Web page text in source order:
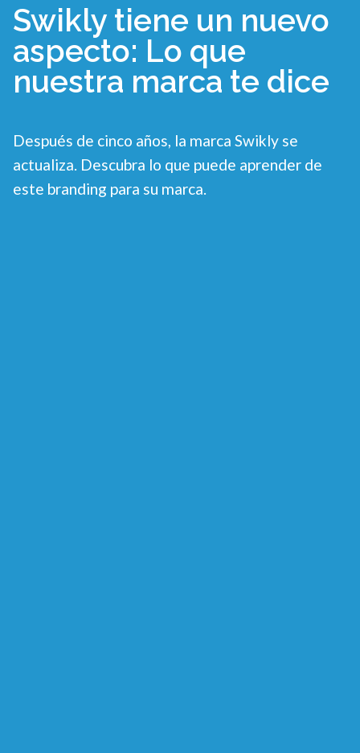
Swikly tiene un nuevo
aspecto: Lo que
nuestra marca te dice
Después de cinco años, la marca Swikly se
actualiza. Descubra lo que puede aprender de
este branding para su marca.